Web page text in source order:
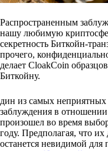
Распространенным
нашу любимую
секретность Биткойн-
прочего,
делает CloakCoin
Биткойну.
дин из самых
заблуждения в
произошел во время
году. Предполагая, что их
останется невидимой для